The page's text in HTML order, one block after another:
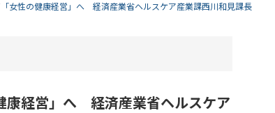
女性の健康経営」へ 経済産業省ヘルスケア産業課西川和見課長
康経営」へ 経済産業省ヘルスケア